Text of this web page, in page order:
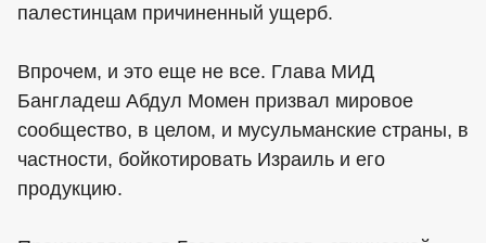
палестинцам причиненный ущерб.
Впрочем, и это еще не все. Глава МИД
Бангладеш Абдул Момен призвал мировое
сообщество, в целом, и мусульманские страны, в
частности, бойкотировать Израиль и его
продукцию.